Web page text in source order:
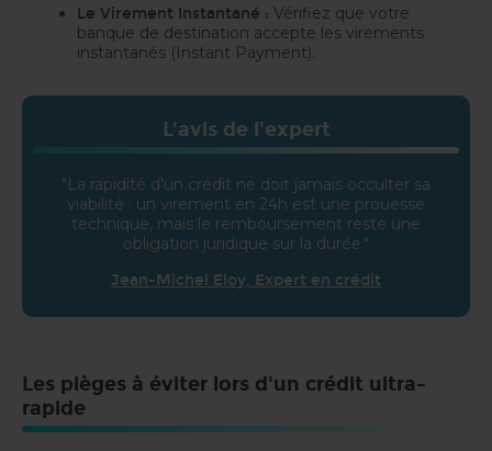
Le Virement Instantané : Vérifiez que votre
banque de destination accepte les virements
instantanés (Instant Payment).
L'avis de l'expert
"La rapidité d'un crédit ne doit jamais occulter sa
viabilité : un virement en 24h est une prouesse
technique, mais le remboursement reste une
obligation juridique sur la durée."
Jean-Michel Eloy, Expert en crédit
Les pièges à éviter lors d'un crédit ultra-
rapide